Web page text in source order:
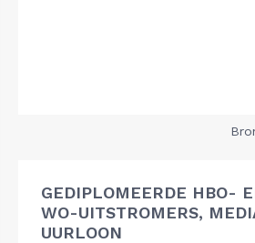
GEDIPLOMEERDE HBO-
WO-UITSTROMERS,
UURLOON